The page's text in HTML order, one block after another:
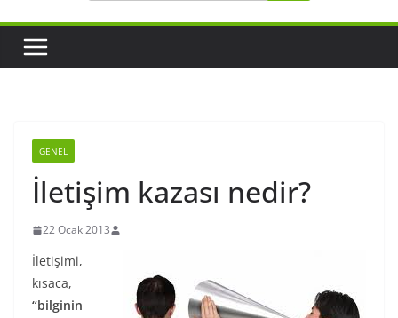
GENEL
İletişim kazası nedir?
22 Ocak 2013
İletişimi,
kısaca,
“bilginin